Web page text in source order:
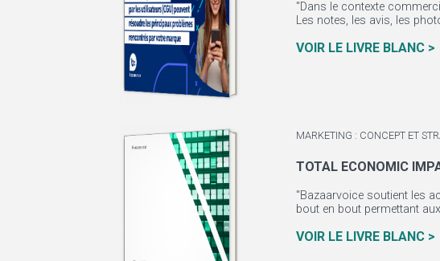
"Dans le contexte
Les notes, les avis, les
VOIR LE LIVRE BLANC >
MARKETING : CONCEPT ET
TOTAL ECONOMIC
"Bazaarvoice soutient les
bout en bout permettant
VOIR LE LIVRE BLANC >